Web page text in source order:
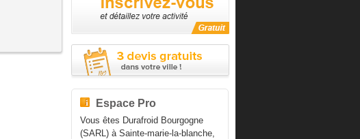
Espace Pro
Vous êtes Durafroid Bourgogne
(SARL) à Sainte-marie-la-blanche,